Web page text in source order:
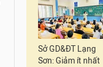
Sở GD&ĐT Lạng
Sơn: Giảm ít nhất